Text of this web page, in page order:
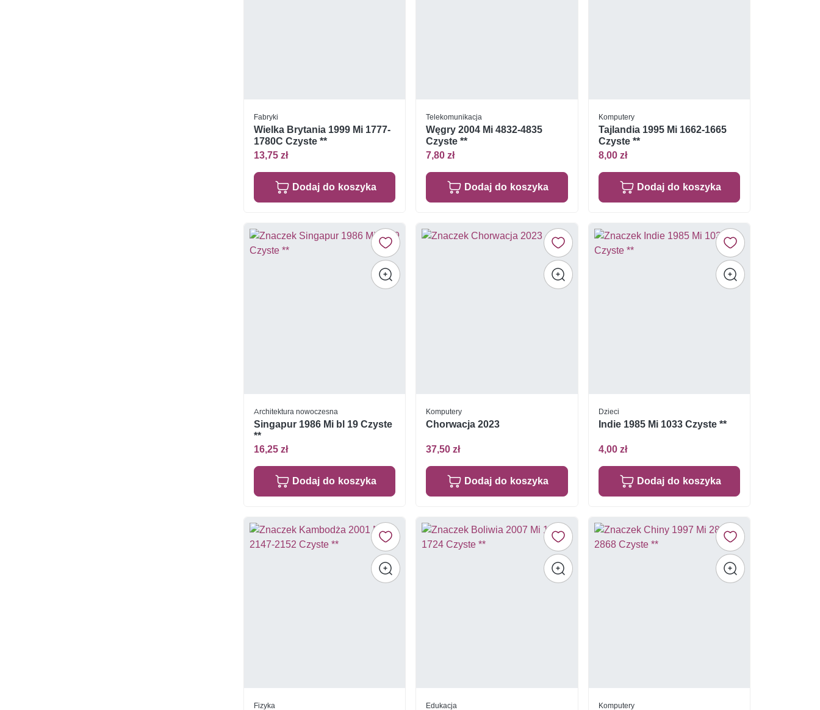
Fabryki
Wielka Brytania 1999 Mi 1777-
1780C Czyste **
13,75 zł
Dodaj do koszyka
Telekomunikacja
Węgry 2004 Mi 4832-4835
Czyste **
7,80 zł
Dodaj do koszyka
Komputery
Tajlandia 1995 Mi 1662-1665
Czyste **
8,00 zł
Dodaj do koszyka
Architektura nowoczesna
Singapur 1986 Mi bl 19 Czyste
**
16,25 zł
Dodaj do koszyka
Komputery
Chorwacja 2023
37,50 zł
Dodaj do koszyka
Dzieci
Indie 1985 Mi 1033 Czyste **
4,00 zł
Dodaj do koszyka
Fizyka Edukacja Komputery